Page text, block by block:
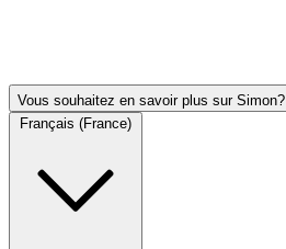
Vous souhaitez en savoir plus sur Simon?